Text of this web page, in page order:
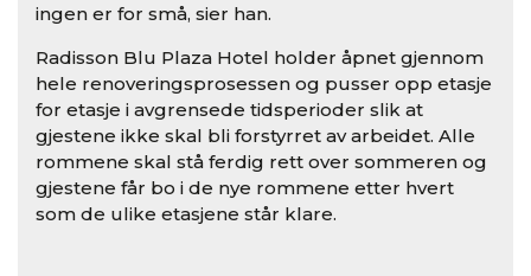
ingen er for små, sier han.
Radisson Blu Plaza Hotel holder åpnet gjennom
hele renoveringsprosessen og pusser opp etasje
for etasje i avgrensede tidsperioder slik at
gjestene ikke skal bli forstyrret av arbeidet. Alle
rommene skal stå ferdig rett over sommeren og
gjestene får bo i de nye rommene etter hvert
som de ulike etasjene står klare.